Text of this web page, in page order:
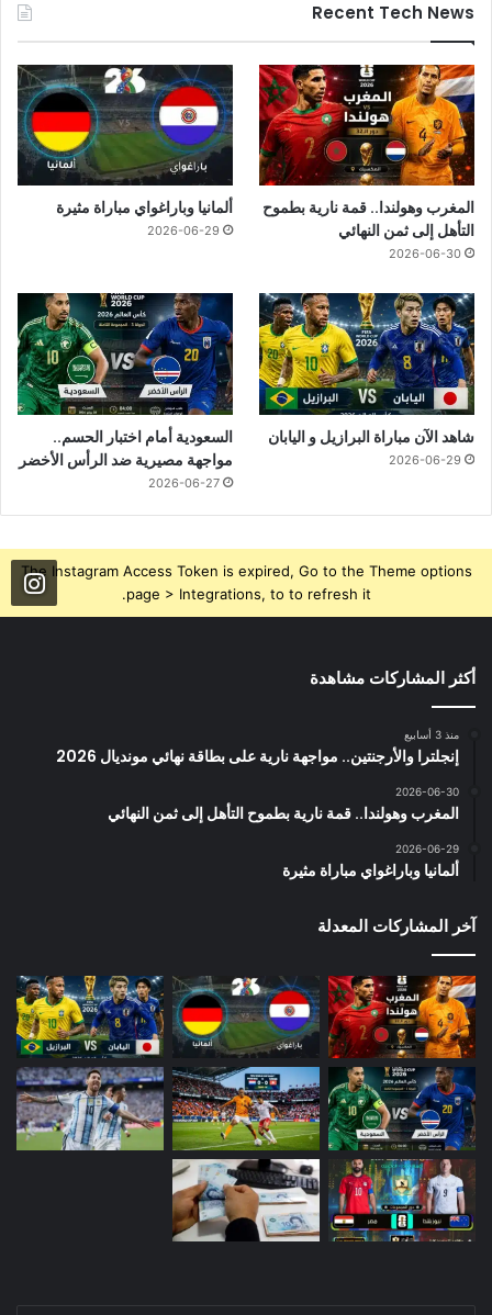
Recent Tech News
المغرب وهولندا.. قمة نارية بطموح
التأهل إلى ثمن النهائي
2026-06-30
ألمانيا وباراغواي مباراة مثيرة
2026-06-29
شاهد الآن مباراة البرازيل و اليابان
2026-06-29
السعودية أمام اختبار الحسم..
مواجهة مصيرية ضد الرأس الأخضر
2026-06-27
The Instagram Access Token is expired, Go to the Theme options
page > Integrations, to to refresh it.
أكثر المشاركات مشاهدة
منذ 3 أسابيع
إنجلترا والأرجنتين.. مواجهة نارية على بطاقة نهائي مونديال 2026
2026-06-30
المغرب وهولندا.. قمة نارية بطموح التأهل إلى ثمن النهائي
2026-06-29
ألمانيا وباراغواي مباراة مثيرة
آخر المشاركات المعدلة